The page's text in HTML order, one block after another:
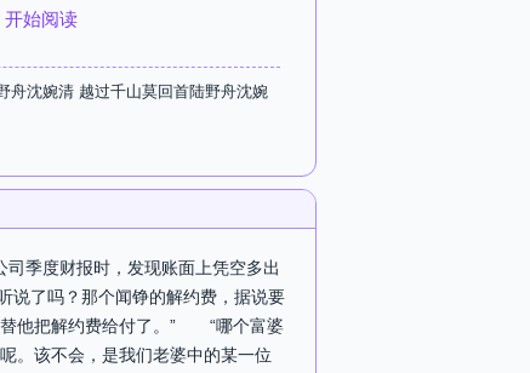
开始阅读
舟沈婉清 越过千山莫回首陆野舟沈婉
季度财报时，发现账面上凭空多出
了吗？那个闻铮的解约费，据说要
他把解约费给付了。” “哪个富婆
。该不会，是我们老婆中的某一位